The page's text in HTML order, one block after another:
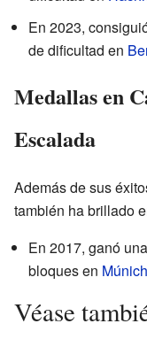
En 2023,
de dificultad en
Medallas en
Escalada
Además de sus
también ha brillado
En 2017, ganó
bloques en Múnich
Véase